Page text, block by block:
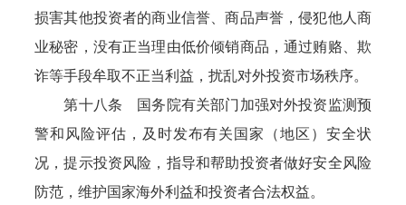
损害其他投资者的商业信誉、商品声誉，侵犯他人商
业秘密，没有正当理由低价倾销商品，通过贿赂、欺
诈等手段牟取不正当利益，扰乱对外投资市场秩序。
第十八条 国务院有关部门加强对外投资监测预
警和风险评估，及时发布有关国家（地区）安全状
况，提示投资风险，指导和帮助投资者做好安全风险
防范，维护国家海外利益和投资者合法权益。